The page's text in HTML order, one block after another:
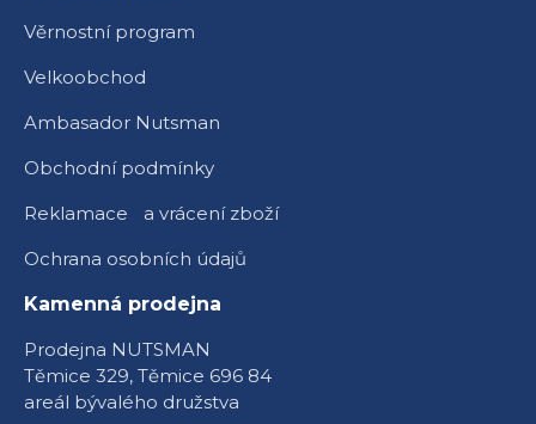
Věrnostní program
Velkoobchod
Ambasador Nutsman
Obchodní podmínky
Reklamace a vrácení zboží
Ochrana osobních údajů
Kamenná prodejna
Prodejna NUTSMAN
Těmice 329, Těmice 696 84
areál bývalého družstva